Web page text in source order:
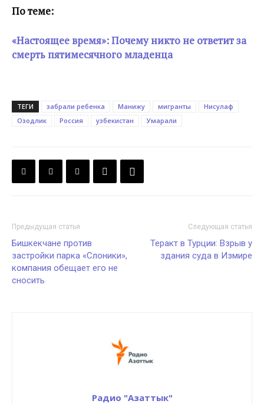
По теме:
«Настоящее время»: Почему никто не ответит за
смерть пятимесячного младенца
ТЕГИ забрали ребенка Манижу мигранты
Нисулаф
Озодлик
Россия узбекистан Умарали
Предыдущая статья
Бишкекчане против
застройки парка «Слоники»,
компания обещает его не
сносить
Следующая статья
Теракт в Турции: Взрыв у
здания суда в Измире
Радио "Азаттык"